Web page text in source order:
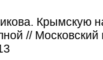
Крымскую
//